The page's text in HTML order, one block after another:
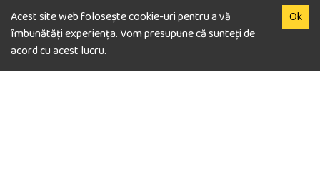
Acest site web folosește cookie-uri pentru a vă
îmbunătăți experiența. Vom presupune că sunteți de
acord cu acest lucru.
Ok
Abonează-te la newsletter
E-mail